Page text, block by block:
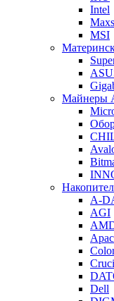
Intel
MSI
Майнеры
A-
AGI
Dell